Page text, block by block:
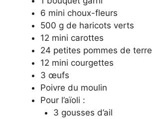
6 mini choux-fleurs
500 g de haricots verts
12 mini carottes
24 petites pommes de terre
12 mini courgettes
3 œufs
Poivre du moulin
Pour l’aïoli :
3 gousses d’ail